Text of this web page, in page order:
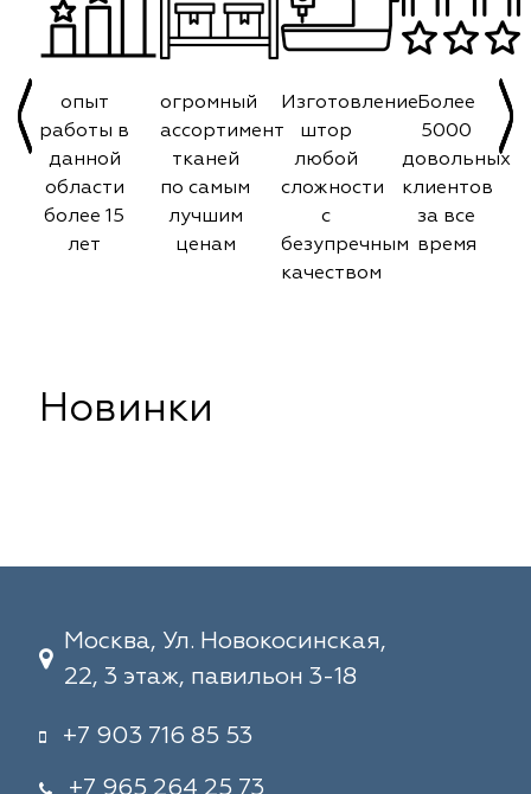
опыт
работы в
данной
области
более 15
лет
огромный
ассортимент
тканей
по самым
лучшим
ценам
Изготовление
штор
любой
сложности
с
безупречным
качеством
Более
5000
довольных
клиентов
за все
время
Новинки
Москва, Ул. Новокосинская,
22, 3 этаж, павильон 3-18
+7 903 716 85 53
+7 965 264 25 73